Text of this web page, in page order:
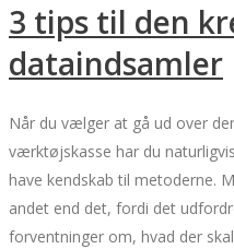
3 tips til den
dataindsamler
Når du vælger at gå ud over
værktøjskasse har du
have kendskab til metoderne.
andet end det, fordi det
forventninger om, hvad der